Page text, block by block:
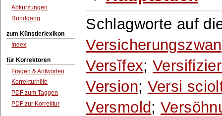
Abkürzungen
Rundgang
zum Künstlerlexikon
Index
für Korrektoren
Fragen & Antworten
Korrekturhilfe
PDF zum Taggen
PDF zur Korrektur
Schlagworte auf
Versĭfex;
Version; Versi
Versmold;